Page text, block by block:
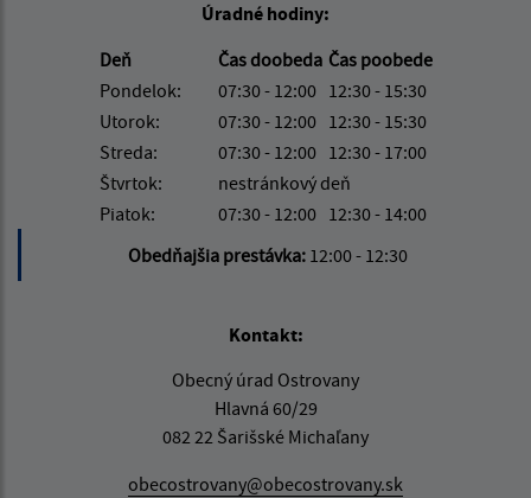
Úradné hodiny:
Deň
Čas doobeda Čas poobede
Pondelok:
07:30 - 12:00 12:30 - 15:30
Utorok:
07:30 - 12:00 12:30 - 15:30
Streda:
07:30 - 12:00 12:30 - 17:00
Štvrtok:
nestránkový deň
Piatok:
07:30 - 12:00 12:30 - 14:00
Obedňajšia prestávka: 12:00 - 12:30
Kontakt:
Obecný úrad Ostrovany
Hlavná 60/29
082 22 Šarišské Michaľany
obecostrovany@obecostrovany.sk